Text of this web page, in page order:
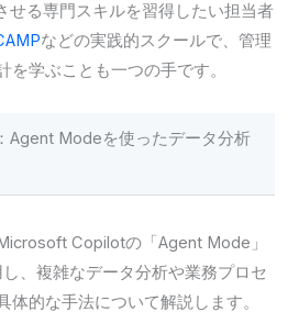
せる専門スキルを習得したい担当者
などの実践的スクールで、管理
を学ぶことも一つの手です。
Agent Modeを使ったデータ分析
Copilotの「Agent Mode」
、複雑なデータ分析や業務プロセ
体的な手法について解説します。